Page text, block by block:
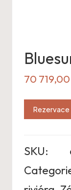
70 719,00
Rezervace
SKU: